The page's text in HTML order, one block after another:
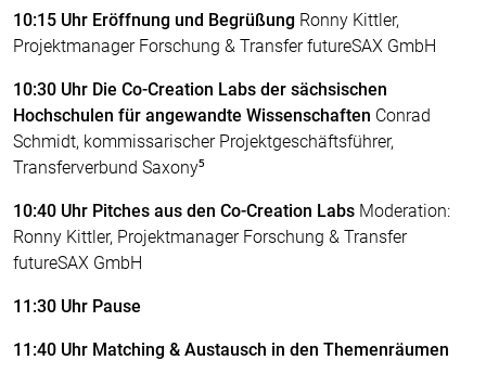
10:15 Uhr Eröffnung und Begrüßung Ronny Kittler,
Projektmanager Forschung & Transfer futureSAX GmbH
10:30 Uhr Die Co-Creation Labs der sächsischen
Hochschulen für angewandte Wissenschaften Conrad
Schmidt, kommissarischer Projektgeschäftsführer,
Transferverbund Saxony⁵
10:40 Uhr Pitches aus den Co-Creation Labs Moderation:
Ronny Kittler, Projektmanager Forschung & Transfer
futureSAX GmbH
11:30 Uhr Pause
11:40 Uhr Matching & Austausch in den Themenräumen